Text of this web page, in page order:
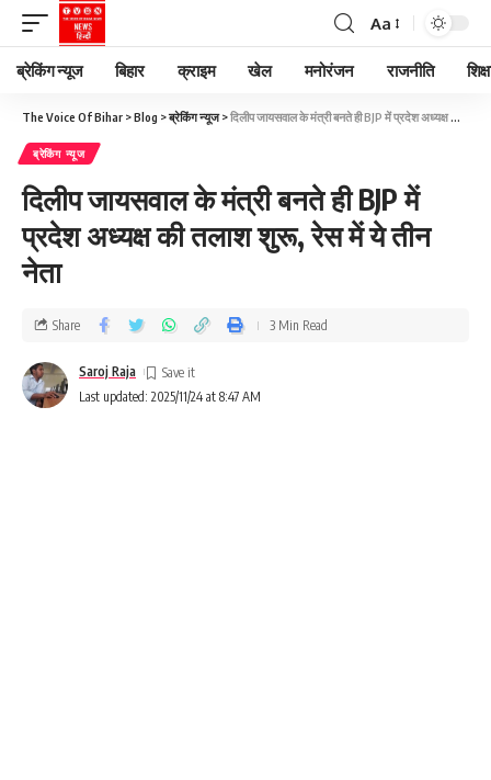
Aa
ब्रेकिंग न्यूज बिहार क्राइम खेल मनोरंजन राजनीति
The Voice Of Bihar >Blog >ब्रेकिंग न्यूज>दिलीप जायसवाल के मंत्री बनते ही BJP में प्रदेश अध्यक्ष की तलाश शुरू, रेस में ये तीन नेता
ब्रेकिंग न्यूज
दिलीप जायसवाल के मंत्री बनते ही BJP में
प्रदेश अध्यक्ष की तलाश शुरू, रेस में ये तीन
नेता
Last updated: 2025/11/24 at 8:47 AM
Saroj Raja
Share 3 Min Read